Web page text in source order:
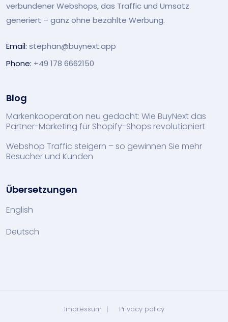
verbundener Webshops, das Traffic und Umsatz
generiert – ganz ohne bezahlte Werbung.
Email: stephan@buynext.app
Phone: +49 178 6662150
Blog
Markenkooperation neu gedacht: Wie BuyNext das
Partner-Marketing für Shopify-Shops revolutioniert
Webshop Traffic steigern – so gewinnen Sie mehr
Besucher und Kunden
Übersetzungen
English
Deutsch
Impressum Privacy policy